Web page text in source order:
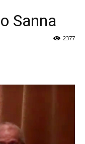
Sanna
2377